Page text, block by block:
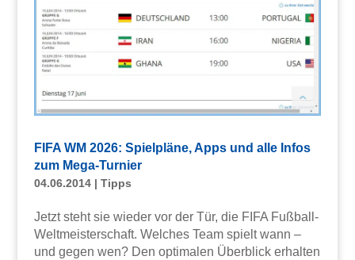
FIFA WM 2026: Spielpläne, Apps und alle Infos
zum Mega-Turnier
04.06.2014| Tipps
Jetzt steht sie wieder vor der Tür, die FIFA Fußball-
Weltmeisterschaft. Welches Team spielt wann –
und gegen wen? Den optimalen Überblick erhalten